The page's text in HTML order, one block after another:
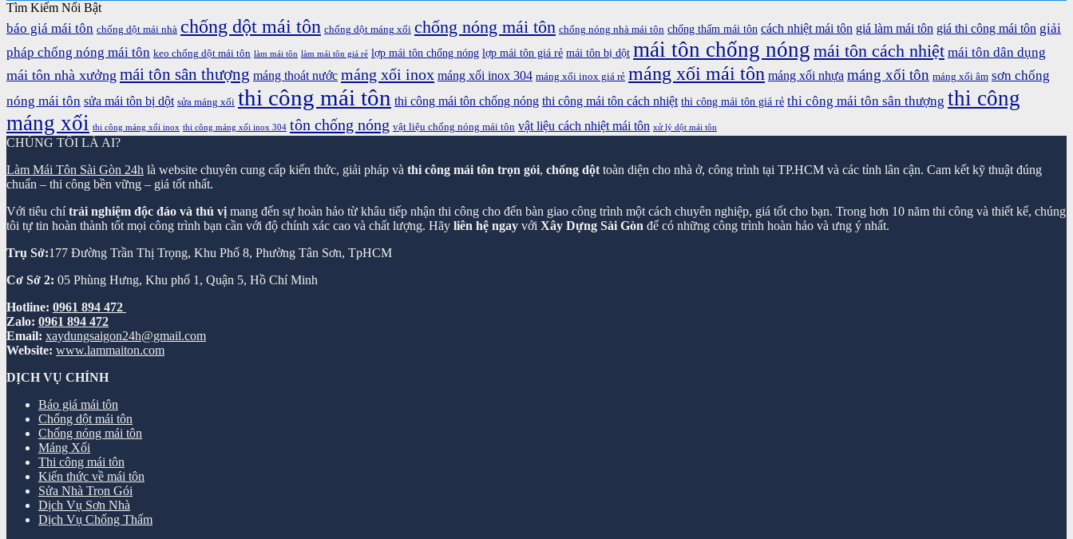
Tìm Kiếm Nổi Bật
báo giá mái tôn chống dột mái nhà chống dột mái tôn chống dột máng xối chống nóng mái tôn chống nóng nhà mái tôn chống thấm mái tôn cách nhiệt mái tôn giá làm mái tôn giá thi công mái tôn giải
pháp chống nóng mái tôn keo chống dột mái tôn làm mái tôn làm mái tôn giá rẻ lợp mái tôn chống nóng lợp mái tôn giá rẻ mái tôn bị dột mái tôn chống nóng mái tôn cách nhiệt mái tôn dân dụng
mái tôn nhà xưởng mái tôn sân thượng máng thoát nước máng xối inox máng xối inox 304 máng xối inox giá rẻ máng xối mái tôn máng xối nhựa máng xối tôn máng xối âm sơn chống
nóng mái tôn sửa mái tôn bị dột sửa máng xối thi công mái tôn thi công mái tôn chống nóng thi công mái tôn cách nhiệt thi công mái tôn giá rẻ thi công mái tôn sân thượng thi công
máng xối thi công máng xối inox thi công máng xối inox 304 tôn chống nóng vật liệu chống nóng mái tôn vật liệu cách nhiệt mái tôn xử lý dột mái tôn
CHÚNG TÔI LÀ AI?
Làm Mái Tôn Sài Gòn 24h là website chuyên cung cấp kiến thức, giải pháp và thi công mái tôn trọn gói, chống dột toàn diện cho nhà ở, công trình tại TP.HCM và các tỉnh lân cận. Cam kết kỹ thuật đúng
chuẩn – thi công bền vững – giá tốt nhất.
Với tiêu chítrải nghiệm độc đáo và thú vị mang đến sự hoàn hảo từ khâu tiếp nhận thi công cho đến bàn giao công trình một cách chuyên nghiệp, giá tốt cho bạn. Trong hơn 10 năm thi công và thiết kế, chúng
tôi tự tin hoàn thành tốt mọi công trình bạn cần với độ chính xác cao và chất lượng. Hãy liên hệ ngay với Xây Dựng Sài Gòn để có những công trình hoàn hảo và ưng ý nhất.
Trụ Sở:177 Đường Trần Thị Trọng, Khu Phố 8, Phường Tân Sơn, TpHCM
Cơ Sở 2: 05 Phùng Hưng, Khu phố 1, Quận 5, Hồ Chí Minh
Hotline: 0961 894 472
Zalo: 0961 894 472
Email: xaydungsaigon24h@gmail.com
Website: www.lammaiton.com
DỊCH VỤ CHÍNH
Báo giá mái tôn
Chống dột mái tôn
Chống nóng mái tôn
Máng Xối
Thi công mái tôn
Kiến thức về mái tôn
Sửa Nhà Trọn Gói
Dịch Vụ Sơn Nhà
Dịch Vụ Chống Thấm